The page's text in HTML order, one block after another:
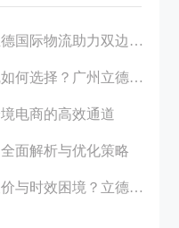
际物流助力双边发展
德国际物流一站式解决方案解析
电商的高效通道
面解析与优化策略
境？立德国际助您破局！